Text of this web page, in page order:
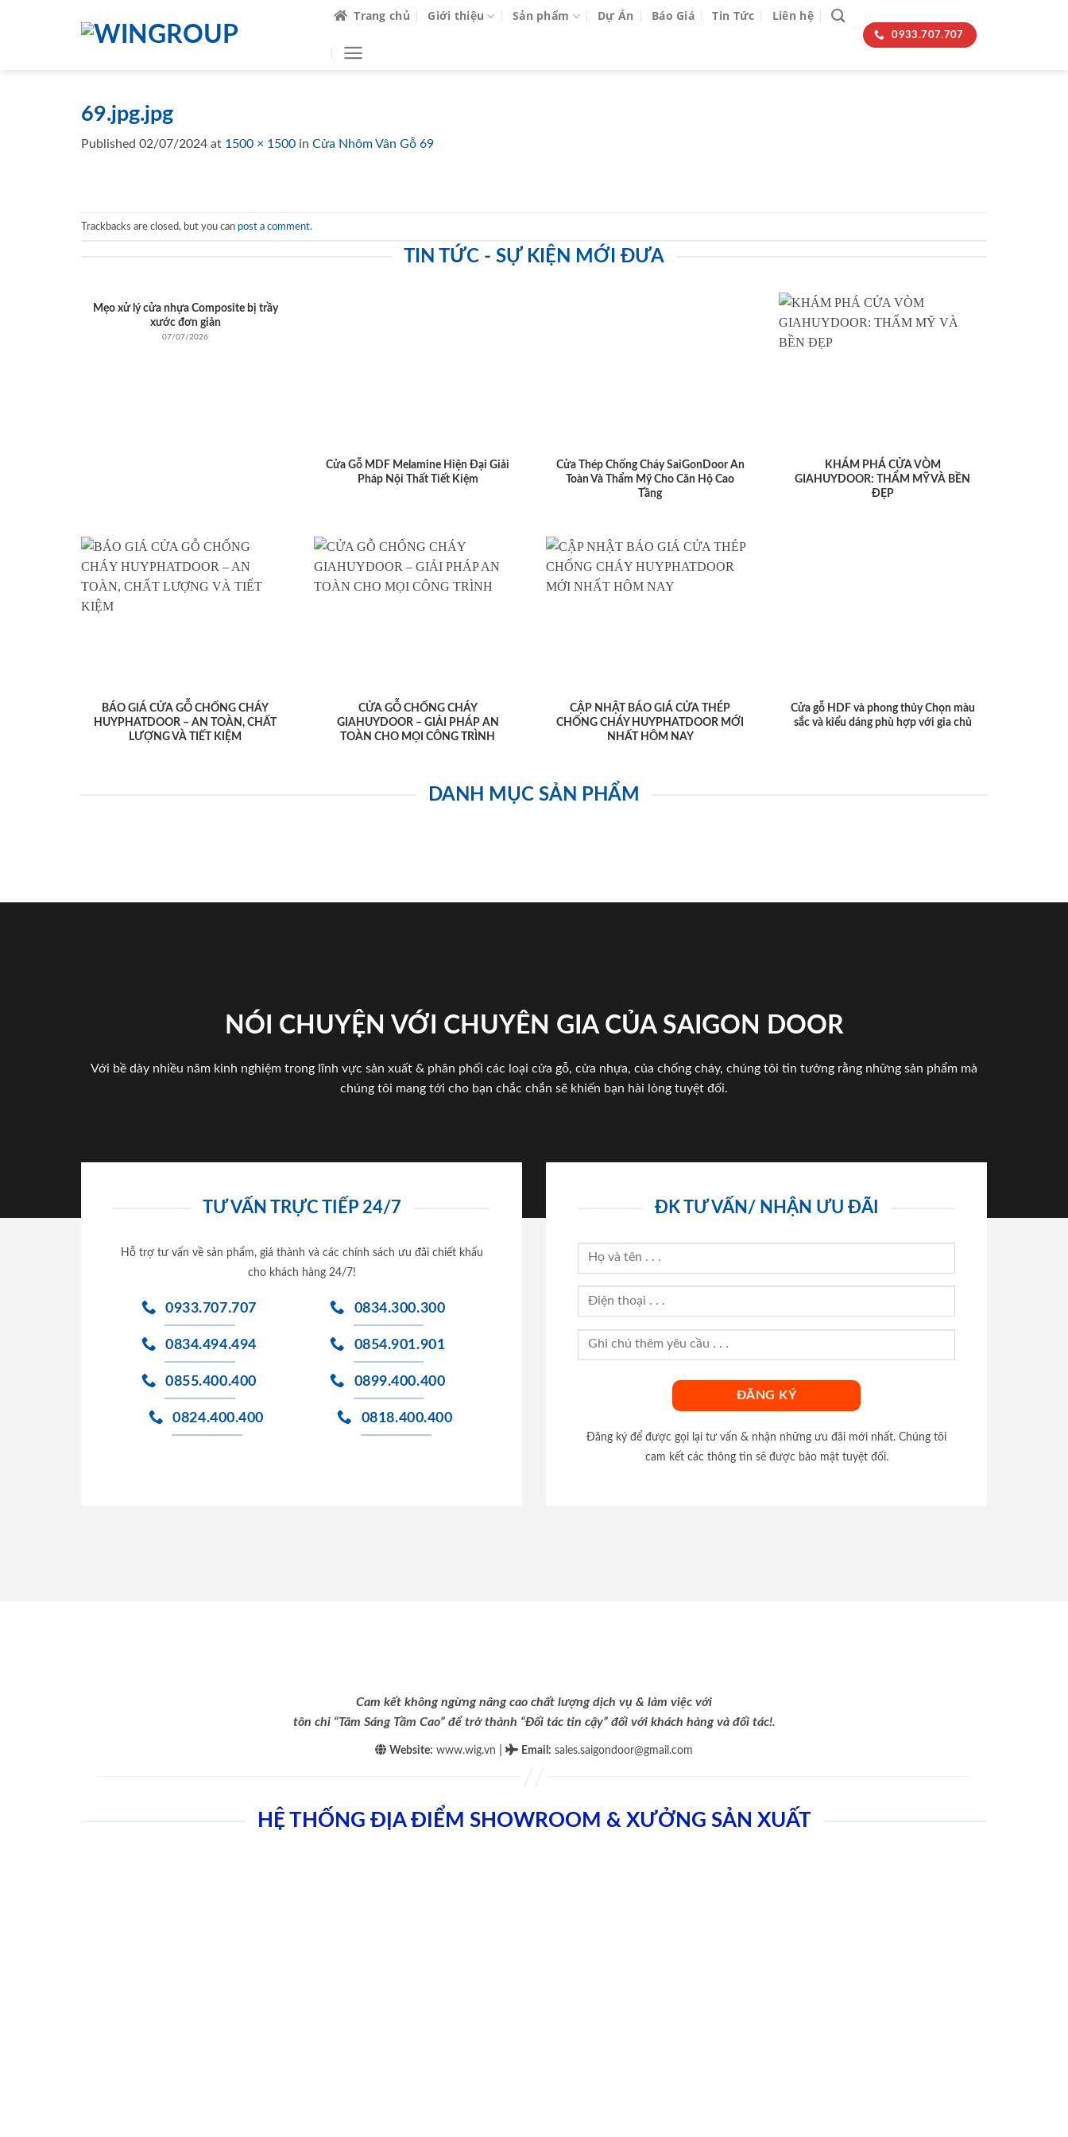
Trang chủ Giới thiệu Sản phẩm Dự Án Báo Giá Tin Tức Liên hệ
0933.707.707
69.jpg.jpg
Published 02/07/2024 at 1500 × 1500 in Cửa Nhôm Vân Gỗ 69
Trackbacks are closed, but you can post a comment.
TIN TỨC - SỰ KIỆN MỚI ĐƯA
Mẹo xử lý cửa nhựa Composite bị trầy
xước đơn giản
07/07/2026
Cửa Gỗ MDF Melamine Hiện Đại Giải
Pháp Nội Thất Tiết Kiệm
Cửa Thép Chống Cháy SaiGonDoor An
Toàn Và Thẩm Mỹ Cho Căn Hộ Cao
Tầng
KHÁM PHÁ CỬA VÒM
GIAHUYDOOR: THẨM MỸ VÀ BỀN
ĐẸP
BÁO GIÁ CỬA GỖ CHỐNG CHÁY
HUYPHATDOOR – AN TOÀN, CHẤT
LƯỢNG VÀ TIẾT KIỆM
CỬA GỖ CHỐNG CHÁY
GIAHUYDOOR – GIẢI PHÁP AN
TOÀN CHO MỌI CÔNG TRÌNH
CẬP NHẬT BÁO GIÁ CỬA THÉP
CHỐNG CHÁY HUYPHATDOOR MỚI
NHẤT HÔM NAY
Cửa gỗ HDF và phong thủy Chọn màu
sắc và kiểu dáng phù hợp với gia chủ
DANH MỤC SẢN PHẨM
NÓI CHUYỆN VỚI CHUYÊN GIA CỦA SAIGON DOOR
Với bề dày nhiều năm kinh nghiệm trong lĩnh vực sản xuất & phân phối các loại cửa gỗ, cửa nhựa, của chống cháy, chúng tôi tin tưởng rằng những sản phẩm mà
chúng tôi mang tới cho bạn chắc chắn sẽ khiến bạn hài lòng tuyệt đối.
TƯ VẤN TRỰC TIẾP 24/7
Hỗ trợ tư vấn về sản phẩm, giá thành và các chính sách ưu đãi chiết khấu
cho khách hàng 24/7!
0933.707.707
0834.494.494
0855.400.400
0824.400.400
0834.300.300
0854.901.901
0899.400.400
0818.400.400
ĐK TƯ VẤN/ NHẬN ƯU ĐÃI
Đăng ký để được gọi lại tư vấn & nhận những ưu đãi mới nhất. Chúng tôi
cam kết các thông tin sẽ được bảo mật tuyệt đối.
Cam kết không ngừng nâng cao chất lượng dịch vụ & làm việc với
tôn chỉ “Tâm Sáng Tầm Cao” để trở thành “Đối tác tin cậy” đối với khách hàng và đối tác!.
Website: www.wig.vn Email : sales.saigondoor@gmail.com
HỆ THỐNG ĐỊA ĐIỂM SHOWROOM & XƯỞNG SẢN XUẤT